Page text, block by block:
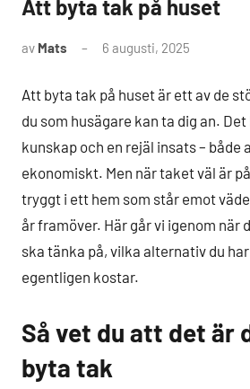
Att byta tak på huset
av Mats 6 augusti, 2025
Att byta tak på huset är ett av de
du som husägare kan ta dig an.
kunskap och en rejäl insats – både
ekonomiskt. Men när taket väl är
tryggt i ett hem som står emot
år framöver. Här går vi igenom när
ska tänka på, vilka alternativ du
egentligen kostar.
Så vet du att det är
byta tak